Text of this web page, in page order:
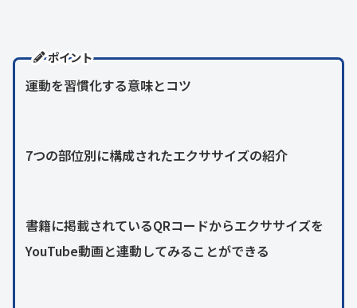
ポイント
運動を習慣化する意味とコツ
7つの部位別に構成されたエクササイズの紹介
書籍に掲載されているQRコードからエクササイズを
YouTube動画と連動してみることができる